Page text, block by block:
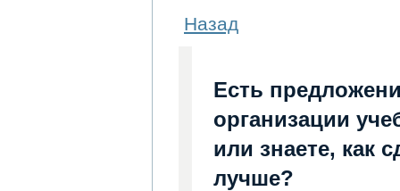
Назад
Есть
организации
или знаете, как
лучше?